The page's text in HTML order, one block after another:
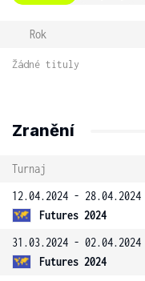
Rok
Žádné tituly
Zranění
Turnaj
12.04.2024 - 28.04.2024
Futures 2024
31.03.2024 - 02.04.2024
Futures 2024